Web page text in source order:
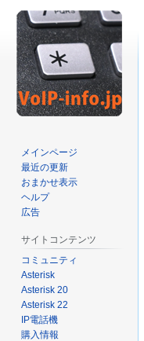
メインページ
最近の更新
おまかせ表示
ヘルプ
広告
サイトコンテンツ
コミュニティ
Asterisk
Asterisk 20
Asterisk 22
IP電話機
購入情報